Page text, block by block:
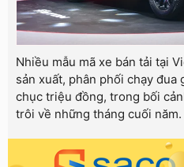
Nhiều mẫu mã xe bán tải tại
sản xuất, phân phối chạy đua
chục triệu đồng, trong bối
trôi về những tháng cuối năm.